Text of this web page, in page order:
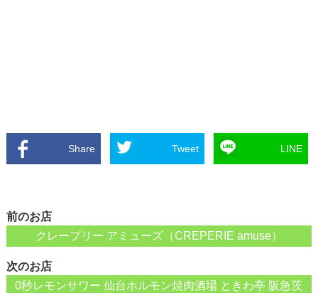
Share Tweet LINE
前のお店
クレープリー アミューズ（CREPERIE amuse）
次のお店
0秒レモンサワー 仙台ホルモン焼肉酒場 ときわ亭 阪急茨